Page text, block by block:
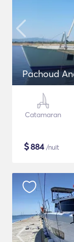
Pachoud
Catamaran
$884/nuit